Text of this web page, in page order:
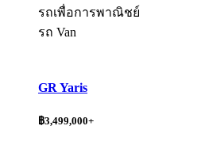
รถเพื่อการพาณิชย์
รถ Van
GR Yaris
฿3,499,000+